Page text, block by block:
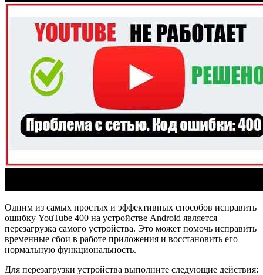
Одним из самых простых и эффективных способов исправить
ошибку YouTube 400 на устройстве Android является
перезагрузка самого устройства. Это может помочь исправить
временные сбои в работе приложения и восстановить его
нормальную функциональность.
Для перезагрузки устройства выполните следующие действия: